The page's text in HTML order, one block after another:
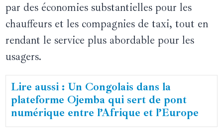
par des économies substantielles pour les
chauffeurs et les compagnies de taxi, tout en
rendant le service plus abordable pour les
usagers.
Lire aussi : Un Congolais dans la
plateforme Ojemba qui sert de pont
numérique entre l’Afrique et l’Europe